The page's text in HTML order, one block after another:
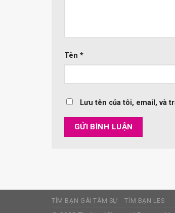
Tên *
Lưu tên của tôi, email, và
TÌM BẠN GÁI TÂM SỰ TÌM BẠN LES